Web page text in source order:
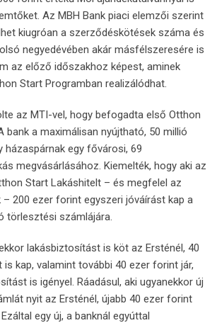
Az MBH Bank piaci elemzői szerint
kiugróan a szerződéskötések száma és
negyedévében akár másfélszeresére is
az előző időszakhoz képest, aminek
Start Programban realizálódhat.
az MTI-vel, hogy befogadta első Otthon
bank a maximálisan nyújtható, 50 millió
egy fővárosi, 69
megvásárlásához. Kiemelték, hogy aki az
Start Lakáshitelt – és megfelel az
– 200 ezer forint egyszeri jóváírást kap a
törlesztési számlájára.
lakásbiztosítást is köt az Ersténél, 40
kap, valamint további 40 ezer forint jár,
is igényel. Ráadásul, aki ugyanekkor új
nyit az Ersténél, újabb 40 ezer forint
egy új, a banknál egyúttal